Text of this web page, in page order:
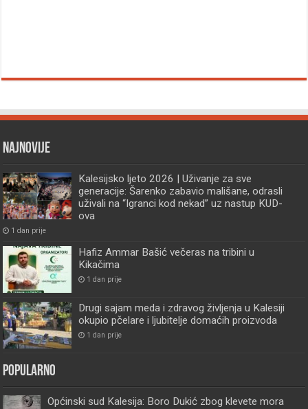
Najnovije
Kalesijsko ljeto 2026 | Uživanje za sve
generacije: Šarenko zabavio mališane, odrasli
uživali na “Igranci kod nekad” uz nastup KUD-
ova
1 dan prije
Hafiz Ammar Bašić večeras na tribini u
Kikačima
1 dan prije
Drugi sajam meda i zdravog življenja u Kalesiji
okupio pčelare i ljubitelje domaćih proizvoda
1 dan prije
Popularno
Općinski sud Kalesija: Boro Dukić zbog klevete mora